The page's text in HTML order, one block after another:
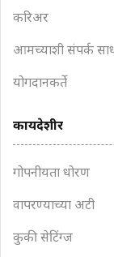
करिअर
आमच्याशी संपर्क
योगदानकर्ते
कायदेशीर
गोपनीयता धोरण
वापरण्याच्या अटी
कुकी सेटिंग्ज